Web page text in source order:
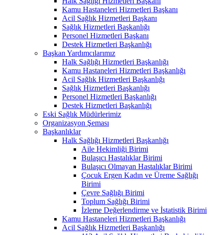
Kamu Hastaneleri Hizmetleri Başkanı
Acil Sağlık Hizmetleri Başkanı
Sağlık Hizmetleri Başkanlığı
Personel Hizmetleri Başkanı
Destek Hizmetleri Başkanlığı
Başkan Yardımcılarımız
Halk Sağlığı Hizmetleri Başkanlığı
Kamu Hastaneleri Hizmetleri Başkanlığı
Acil Sağlık Hizmetleri Başkanlığı
Sağlık Hizmetleri Başkanlığı
Personel Hizmetleri Başkanlığı
Destek Hizmetleri Başkanlığı
Eski Sağlık Müdürlerimiz
Organizasyon Şeması
Başkanlıklar
Halk Sağlığı Hizmetleri Başkanlığı
Aile Hekimliği Birimi
Bulaşıcı Hastalıklar Birimi
Bulaşıcı Olmayan Hastalıklar Birimi
Çocuk Ergen Kadın ve Üreme Sağlığı
Birimi
Çevre Sağlığı Birimi
Toplum Sağlığı Birimi
İzleme Değerlendirme ve İstatistik Birimi
Kamu Hastaneleri Hizmetleri Başkanlığı
Acil Sağlık Hizmetleri Başkanlığı